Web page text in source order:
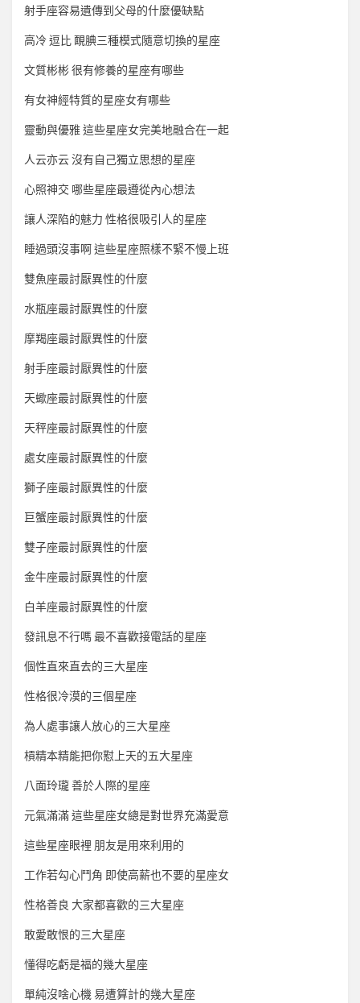
射手座容易遺傳到父母的什麼優缺點
高冷 逗比 靦腆三種模式隨意切換的星座
文質彬彬 很有修養的星座有哪些
有女神經特質的星座女有哪些
靈動與優雅 這些星座女完美地融合在一起
人云亦云 沒有自己獨立思想的星座
心照神交 哪些星座最遵從內心想法
讓人深陷的魅力 性格很吸引人的星座
睡過頭沒事啊 這些星座照樣不緊不慢上班
雙魚座最討厭異性的什麼
水瓶座最討厭異性的什麼
摩羯座最討厭異性的什麼
射手座最討厭異性的什麼
天蠍座最討厭異性的什麼
天秤座最討厭異性的什麼
處女座最討厭異性的什麼
獅子座最討厭異性的什麼
巨蟹座最討厭異性的什麼
雙子座最討厭異性的什麼
金牛座最討厭異性的什麼
白羊座最討厭異性的什麼
發訊息不行嗎 最不喜歡接電話的星座
個性直來直去的三大星座
性格很冷漠的三個星座
為人處事讓人放心的三大星座
槓精本精能把你懟上天的五大星座
八面玲瓏 善於人際的星座
元氣滿滿 這些星座女總是對世界充滿愛意
這些星座眼裡 朋友是用來利用的
工作若勾心鬥角 即使高薪也不要的星座女
性格善良 大家都喜歡的三大星座
敢愛敢恨的三大星座
懂得吃虧是福的幾大星座
單純沒啥心機 易遭算計的幾大星座